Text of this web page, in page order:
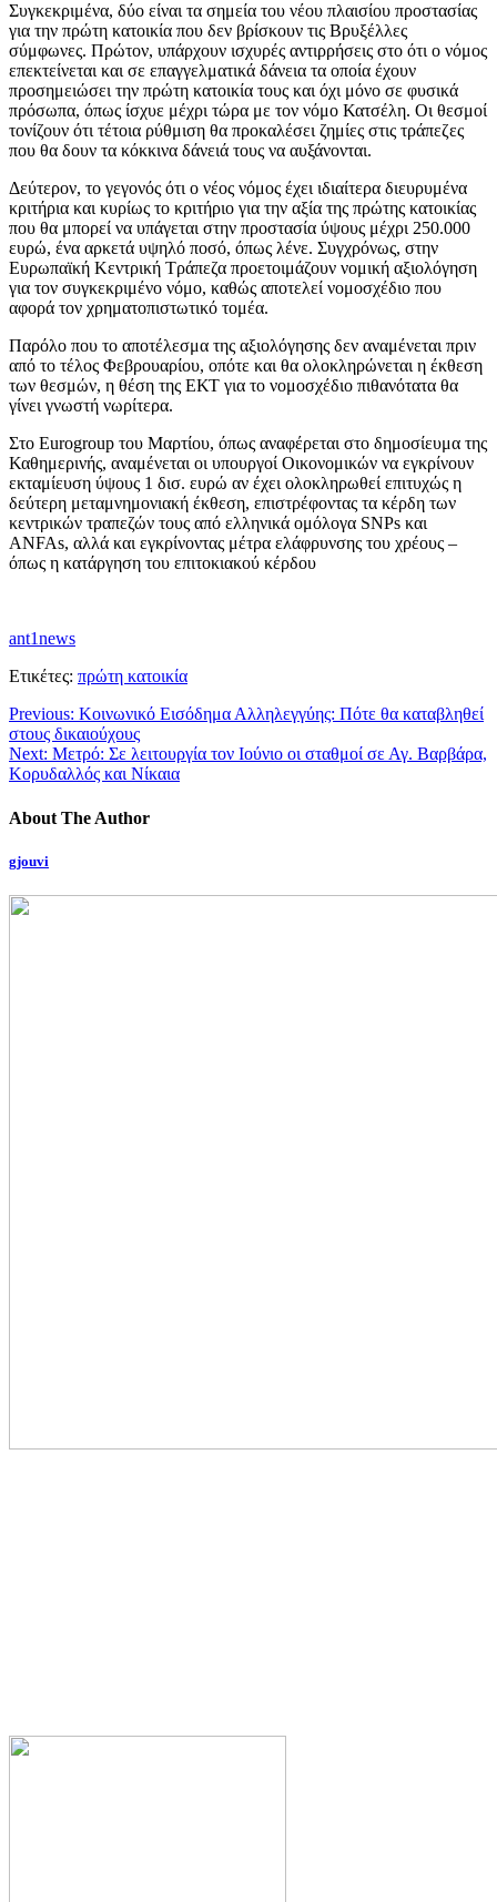
Συγκεκριμένα, δύο είναι τα σημεία του νέου πλαισίου προστασίας
για την πρώτη κατοικία που δεν βρίσκουν τις Βρυξέλλες
σύμφωνες. Πρώτον, υπάρχουν ισχυρές αντιρρήσεις στο ότι ο νόμος
επεκτείνεται και σε επαγγελματικά δάνεια τα οποία έχουν
προσημειώσει την πρώτη κατοικία τους και όχι μόνο σε φυσικά
πρόσωπα, όπως ίσχυε μέχρι τώρα με τον νόμο Κατσέλη. Οι θεσμοί
τονίζουν ότι τέτοια ρύθμιση θα προκαλέσει ζημίες στις τράπεζες
που θα δουν τα κόκκινα δάνειά τους να αυξάνονται.
Δεύτερον, το γεγονός ότι ο νέος νόμος έχει ιδιαίτερα διευρυμένα
κριτήρια και κυρίως το κριτήριο για την αξία της πρώτης κατοικίας
που θα μπορεί να υπάγεται στην προστασία ύψους μέχρι 250.000
ευρώ, ένα αρκετά υψηλό ποσό, όπως λένε. Συγχρόνως, στην
Ευρωπαϊκή Κεντρική Τράπεζα προετοιμάζουν νομική αξιολόγηση
για τον συγκεκριμένο νόμο, καθώς αποτελεί νομοσχέδιο που
αφορά τον χρηματοπιστωτικό τομέα.
Παρόλο που το αποτέλεσμα της αξιολόγησης δεν αναμένεται πριν
από το τέλος Φεβρουαρίου, οπότε και θα ολοκληρώνεται η έκθεση
των θεσμών, η θέση της ΕΚΤ για το νομοσχέδιο πιθανότατα θα
γίνει γνωστή νωρίτερα.
Στο Eurogroup του Μαρτίου, όπως αναφέρεται στο δημοσίευμα της
Καθημερινής, αναμένεται οι υπουργοί Οικονομικών να εγκρίνουν
εκταμίευση ύψους 1 δισ. ευρώ αν έχει ολοκληρωθεί επιτυχώς η
δεύτερη μεταμνημονιακή έκθεση, επιστρέφοντας τα κέρδη των
κεντρικών τραπεζών τους από ελληνικά ομόλογα SNPs και
ΑΝFAs, αλλά και εγκρίνοντας μέτρα ελάφρυνσης του χρέους –
όπως η κατάργηση του επιτοκιακού κέρδου
ant1news
Ετικέτες: πρώτη κατοικία
Previous: Κοινωνικό Εισόδημα Αλληλεγγύης: Πότε θα καταβληθεί
στους δικαιούχους
Next: Μετρό: Σε λειτουργία τον Ιούνιο οι σταθμοί σε Αγ. Βαρβάρα,
Κορυδαλλός και Νίκαια
About The Author
gjouvi